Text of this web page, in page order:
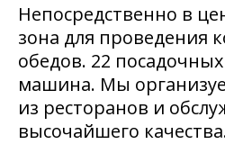
Непосредственно в
зона для проведения
обедов. 22
машина. Мы
из ресторанов и
высочайшего